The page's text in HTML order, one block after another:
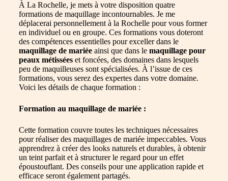
À La Rochelle, je mets à votre disposition quatre
formations de maquillage incontournables. Je me
déplacerai personnellement à la Rochelle pour vous former
en individuel ou en groupe. Ces formations vous doteront
des compétences essentielles pour exceller dans le
maquillage de mariéeainsi que dans le maquillage pour
peaux métisséeset foncées, des domaines dans lesquels
peu de maquilleuses sont spécialisées. À l’issue de ces
formations, vous serez des expertes dans votre domaine.
Voici les détails de chaque formation :
Formation au maquillage de mariée :
Cette formation couvre toutes les techniques nécessaires
pour réaliser des maquillages de mariée impeccables. Vous
apprendrez à créer des looks naturels et durables, à obtenir
un teint parfait et à structurer le regard pour un effet
époustouflant. Des conseils pour une application rapide et
efficace seront également partagés.